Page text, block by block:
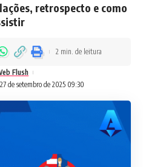
retrospecto e como
de setembro de 2025 09:30
Flush
2 min. de leitura